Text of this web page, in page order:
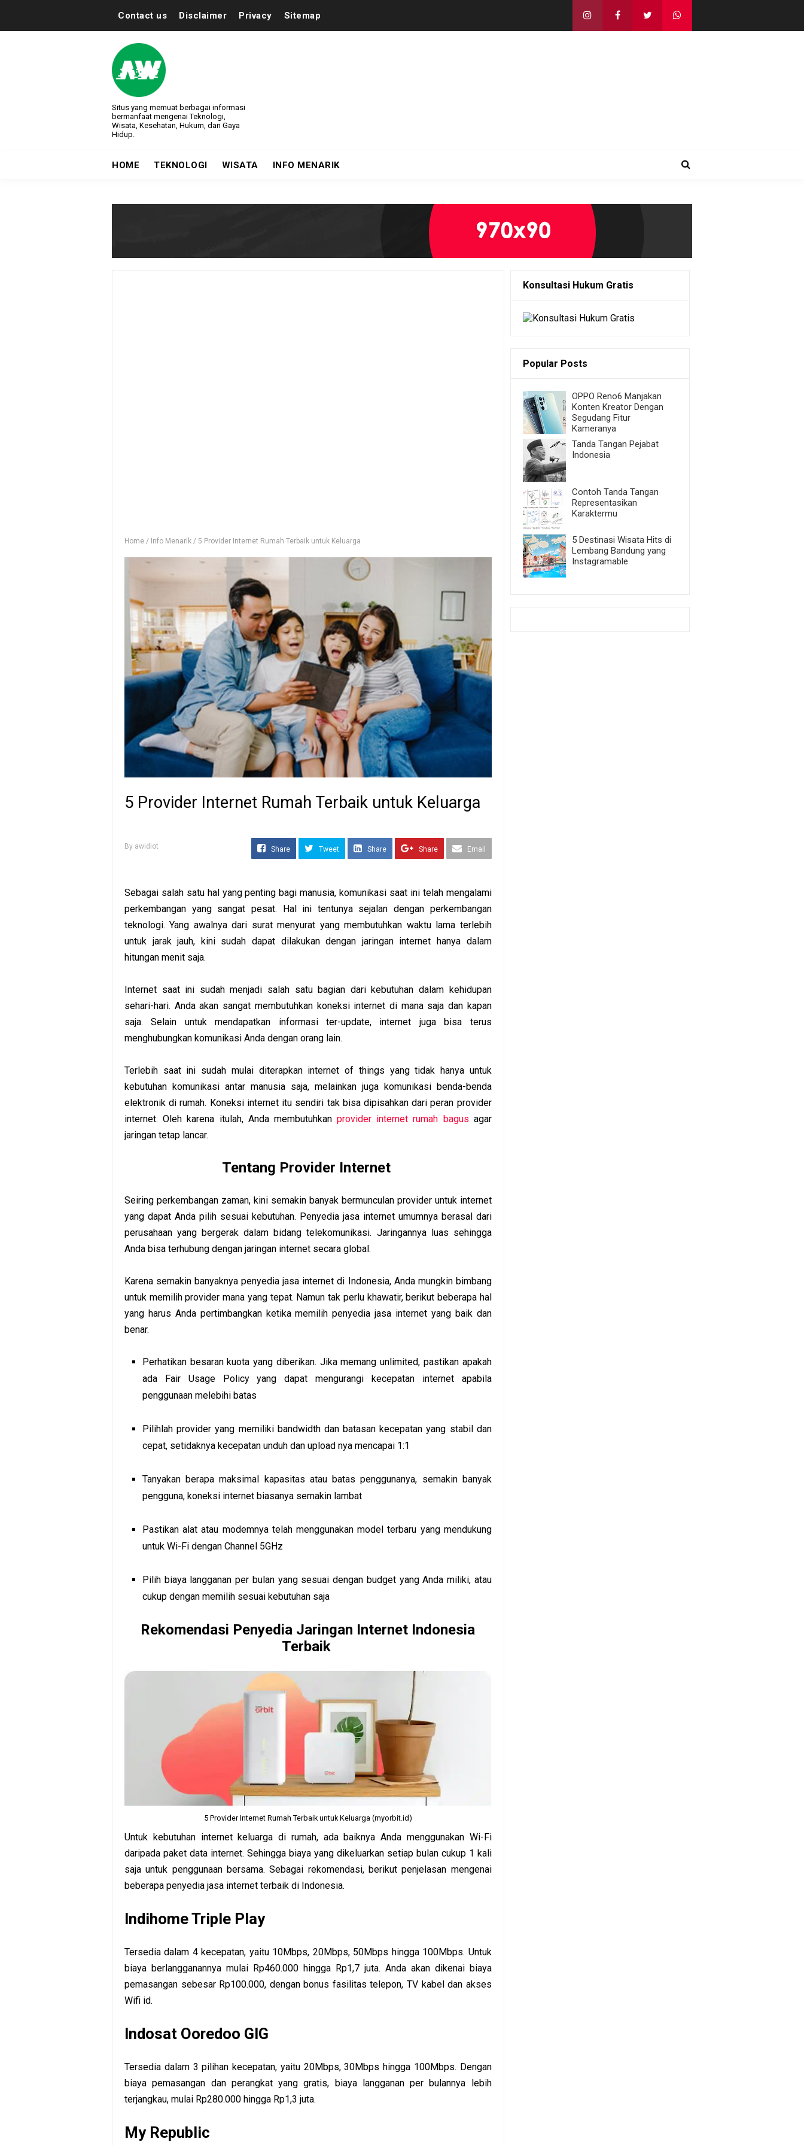
Contact us Disclaimer Privacy Sitemap
Situs yang memuat berbagai informasi
bermanfaat mengenai Teknologi,
Wisata, Kesehatan, Hukum, dan Gaya
Hidup.
HOME TEKNOLOGI WISATA INFO MENARIK
Home / Info Menarik / 5 Provider Internet Rumah Terbaik untuk Keluarga
5 Provider Internet Rumah Terbaik untuk Keluarga
By awidiot Share Tweet Share Share Email
Sebagai salah satu hal yang penting bagi manusia, komunikasi saat ini telah mengalami
perkembangan yang sangat pesat. Hal ini tentunya sejalan dengan perkembangan
teknologi. Yang awalnya dari surat menyurat yang membutuhkan waktu lama terlebih
untuk jarak jauh, kini sudah dapat dilakukan dengan jaringan internet hanya dalam
hitungan menit saja.
Internet saat ini sudah menjadi salah satu bagian dari kebutuhan dalam kehidupan
sehari-hari. Anda akan sangat membutuhkan koneksi internet di mana saja dan kapan
saja. Selain untuk mendapatkan informasi ter-update, internet juga bisa terus
menghubungkan komunikasi Anda dengan orang lain.
Terlebih saat ini sudah mulai diterapkan internet of things yang tidak hanya untuk
kebutuhan komunikasi antar manusia saja, melainkan juga komunikasi benda-benda
elektronik di rumah. Koneksi internet itu sendiri tak bisa dipisahkan dari peran provider
internet. Oleh karena itulah, Anda membutuhkanprovider internet rumah bagus agar
jaringan tetap lancar.
Tentang Provider Internet
Seiring perkembangan zaman, kini semakin banyak bermunculan provider untuk internet
yang dapat Anda pilih sesuai kebutuhan. Penyedia jasa internet umumnya berasal dari
perusahaan yang bergerak dalam bidang telekomunikasi. Jaringannya luas sehingga
Anda bisa terhubung dengan jaringan internet secara global.
Karena semakin banyaknya penyedia jasa internet di Indonesia, Anda mungkin bimbang
untuk memilih provider mana yang tepat. Namun tak perlu khawatir, berikut beberapa hal
yang harus Anda pertimbangkan ketika memilih penyedia jasa internet yang baik dan
benar.
Perhatikan besaran kuota yang diberikan. Jika memang unlimited, pastikan apakah
ada Fair Usage Policy yang dapat mengurangi kecepatan internet apabila
penggunaan melebihi batas
Pilihlah provider yang memiliki bandwidth dan batasan kecepatan yang stabil dan
cepat, setidaknya kecepatan unduh dan upload nya mencapai 1:1
Tanyakan berapa maksimal kapasitas atau batas penggunanya, semakin banyak
pengguna, koneksi internet biasanya semakin lambat
Pastikan alat atau modemnya telah menggunakan model terbaru yang mendukung
untuk Wi-Fi dengan Channel 5GHz
Pilih biaya langganan per bulan yang sesuai dengan budget yang Anda miliki, atau
cukup dengan memilih sesuai kebutuhan saja
Rekomendasi Penyedia Jaringan Internet Indonesia
Terbaik
5 Provider Internet Rumah Terbaik untuk Keluarga (myorbit.id)
Untuk kebutuhan internet keluarga di rumah, ada baiknya Anda menggunakan Wi-Fi
daripada paket data internet. Sehingga biaya yang dikeluarkan setiap bulan cukup 1 kali
saja untuk penggunaan bersama. Sebagai rekomendasi, berikut penjelasan mengenai
beberapa penyedia jasa internet terbaik di Indonesia.
Indihome Triple Play
Tersedia dalam 4 kecepatan, yaitu 10Mbps, 20Mbps, 50Mbps hingga 100Mbps. Untuk
biaya berlangganannya mulai Rp460.000 hingga Rp1,7 juta. Anda akan dikenai biaya
pemasangan sebesar Rp100.000, dengan bonus fasilitas telepon, TV kabel dan akses
Wifi id.
Indosat Ooredoo GIG
Tersedia dalam 3 pilihan kecepatan, yaitu 20Mbps, 30Mbps hingga 100Mbps. Dengan
biaya pemasangan dan perangkat yang gratis, biaya langganan per bulannya lebih
terjangkau, mulai Rp280.000 hingga Rp1,3 juta.
My Republic
Konsultasi Hukum Gratis
Popular Posts
OPPO Reno6 Manjakan
Konten Kreator Dengan
Segudang Fitur
Kameranya
Tanda Tangan Pejabat
Indonesia
Contoh Tanda Tangan
Representasikan
Karaktermu
5 Destinasi Wisata Hits di
Lembang Bandung yang
Instagramable